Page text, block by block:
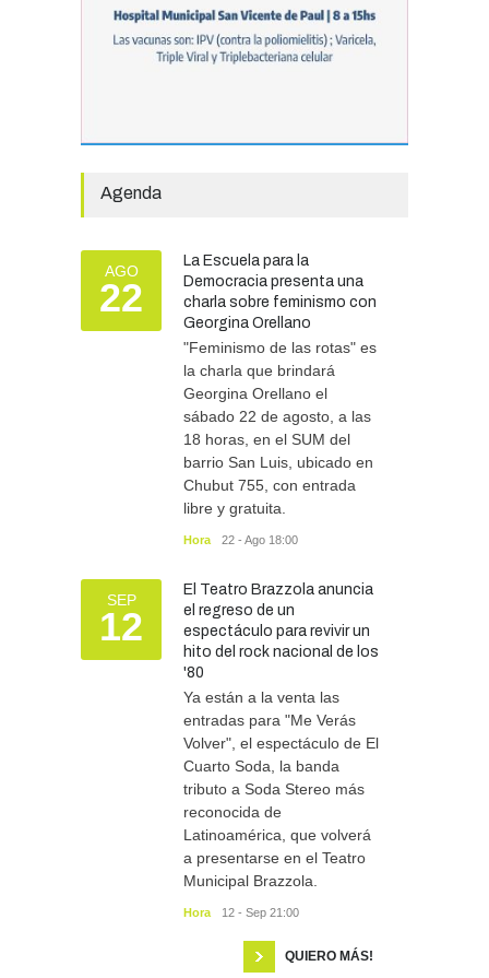
EDUCACIÓN 30/07/2026
infraestructura en las
La Municipalidad invirtió
más de 304 millones de
pesos en ayuda
comunitaria, en lo que va del
año.
GOBIERNO 28/07/2026
Agenda
AGO
22
La Escuela para la
Democracia presenta una
charla sobre feminismo con
Georgina Orellano
"Feminismo de las rotas" es
la charla que brindará
Georgina Orellano el
sábado 22 de agosto, a las
18 horas, en el SUM del
barrio San Luis, ubicado en
Chubut 755, con entrada
libre y gratuita.
Hora 22 - Ago 18:00
SEP
12
El Teatro Brazzola anuncia
el regreso de un
espectáculo para revivir un
hito del rock nacional de los
'80
Ya están a la venta las
entradas para "Me Verás
Volver", el espectáculo de El
Cuarto Soda, la banda
tributo a Soda Stereo más
reconocida de
Latinoamérica, que volverá
a presentarse en el Teatro
Municipal Brazzola.
Hora 12 - Sep 21:00
QUIERO MÁS!